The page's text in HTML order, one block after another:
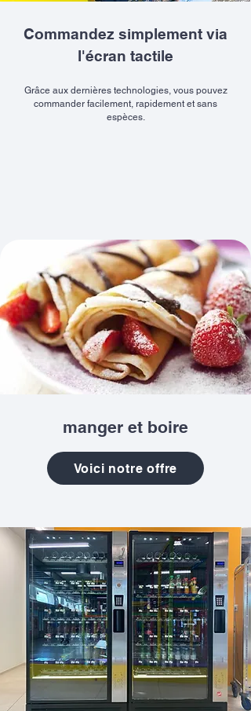
Commandez simplement via
l'écran tactile
Grâce aux dernières technologies, vous pouvez
commander facilement, rapidement et sans
espèces.
manger et boire
Voici notre offre